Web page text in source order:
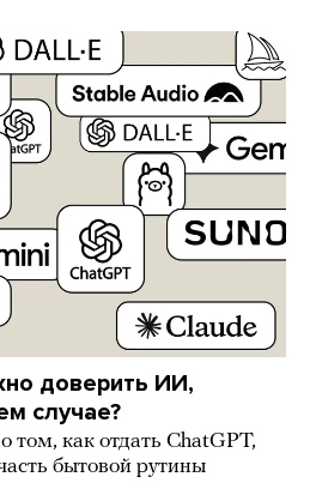
доверить ИИ,
случае?
том, как отдать ChatGPT,
бытовой рутины